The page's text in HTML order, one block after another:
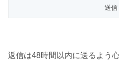
返信は48時間以内に送るよう